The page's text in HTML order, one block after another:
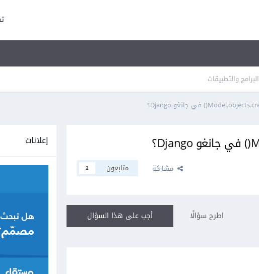
البرامج والتطبيقات
مشاركة متابعون 2
أجب على هذا السؤال اطرح سؤالًا
إعلانات